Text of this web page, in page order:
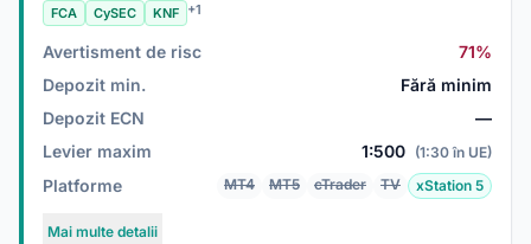
FCA CySEC KNF +1
Avertisment de risc
71%
Depozit min.
Fără minim
Depozit ECN
—
Levier maxim
1:500 (1:30 în UE)
Platforme MT4 MT5 cTrader TV xStation 5
Mai multe detalii